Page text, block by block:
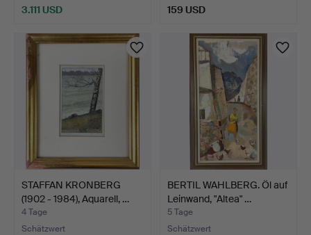
3.111 USD 159 USD
STAFFAN KRONBERG
(1902 - 1984), Aquarell, …
4 Tage
Schätzwert
BERTIL WAHLBERG. Öl auf
Leinwand, "Altea" …
5 Tage
Schätzwert